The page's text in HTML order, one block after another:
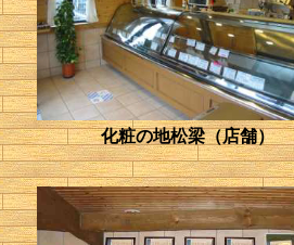
化粧の地松梁（店舗）